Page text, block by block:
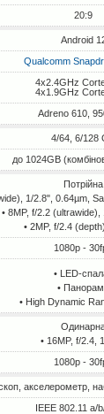
20:9
Android
Qualcomm
4x2.4GHz
4x1.9GHz
Adreno 610,
4/64, 6/128
до 1024GB
Потрійна
1/2.8", 0.64µm,
• 8MP, f/2.2
• 2MP, f/2.4
1080p -
• LED-
•
• High Dynamic
• 16MP, f/2.4,
1080p -
акселерометр,
IEEE 802.11 a/